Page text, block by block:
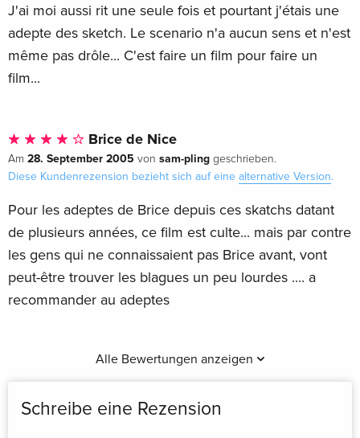
J'ai moi aussi rit une seule fois et pourtant j'étais une
adepte des sketch. Le scenario n'a aucun sens et n'est
même pas drôle... C'est faire un film pour faire un
film...
Brice de Nice
Am 28. September 2005 von sam-pling geschrieben.
Diese Kundenrezension bezieht sich auf eine alternative Version.
Pour les adeptes de Brice depuis ces skatchs datant
de plusieurs années, ce film est culte... mais par contre
les gens qui ne connaissaient pas Brice avant, vont
peut-être trouver les blagues un peu lourdes .... a
recommander au adeptes
Alle Bewertungen anzeigen
Schreibe eine Rezension